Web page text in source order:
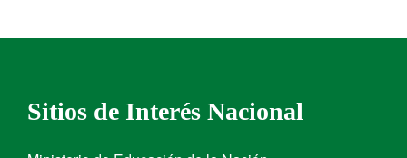
Sitios de Interés Nacional